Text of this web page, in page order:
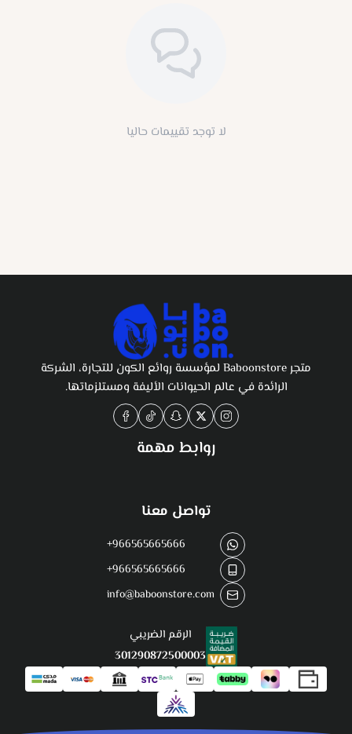
لا توجد تقييمات حاليا
متجر Baboonstore لمؤسسة روائع الكون للتجارة، الشركة
الرائدة في عالم الحيوانات الأليفة ومستلزماتها.
روابط مهمة
تواصل معنا
+966565665666
+966565665666
info@baboonstore.com
الرقم الضريبي
301290872500003